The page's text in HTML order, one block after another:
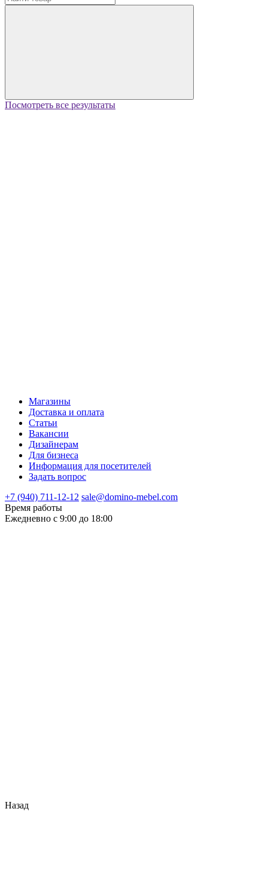
Посмотреть все результаты
Магазины
Доставка и оплата
Статьи
Вакансии
Дизайнерам
Для бизнеса
Информация для посетителей
Задать вопрос
+7 (940) 711-12-12 sale@domino-mebel.com
Время работы
Ежедневно с 9:00 до 18:00
Назад